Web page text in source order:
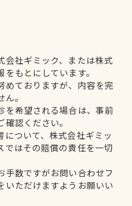
会社ギミック、または株式
もとにしています。
めておりますが、内容を完
。
を希望される場合は、事前
認ください。
について、株式会社ギミッ
ではその賠償の責任を一切
手数ですがお問い合わせフ
いただけますようお願いい